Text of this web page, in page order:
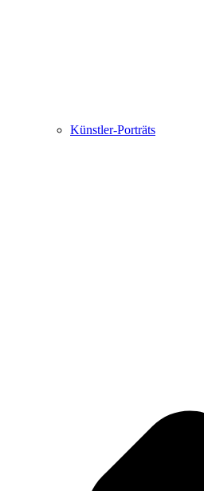
Künstler-Porträts